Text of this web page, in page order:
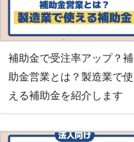
補助金で受注率アップ？補
助金営業とは？製造業で使
える補助金を紹介します